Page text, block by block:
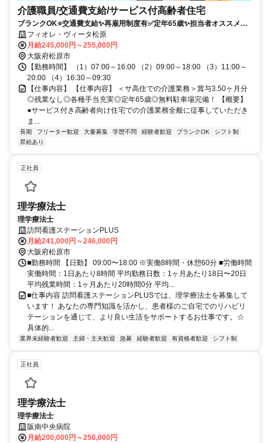
介護職員/交通費支給/サービス付高齢者住宅
ブランクOK⭐️交通費支給✨再雇用制度有✅️定年65歳✨担当者オススメ⭕️
研修支援有✨経験者優遇❗️車通勤ＯＫ
フィオレ・ヴィータ松原
月給245,000円～255,000円
大阪府松原市
【勤務時間】 （1）07:00～16:00 （2）09:00～18:00 （3）11:00～
20:00 （4）16:30～09:30
【仕事内容】 【仕事内容】 ＜サ高住での介護業務＞賞与3.50ヶ月分
◎残業なし◎各種手当充実◎定年65歳◎無料駐車場完備！ 【概要】
●サービス付き高齢者向け住宅での介護業務全般に従事していただき
ま...
長期 フリーター歓迎 大量募集 学歴不問 経験者歓迎 ブランクOK
シフト制
昇給あり
正社員
理学療法士
理学療法士
訪問看護ステーションPLUS
月給241,000円～246,000円
大阪府松原市
■勤務時間 【日勤】 09:00〜18:00 ※実働8時間・休憩60分 ■労働時間
実働時間：1日あたり8時間 平均勤務日数：1ヶ月あたり18日〜20日
平均残業時間：1ヶ月あたり20時間0分 平均...
■仕事内容 訪問看護ステーションPLUSでは、理学療法士を募集して
います！ あなたの専門知識を活かし、患者様のご自宅でのリハビリ
テーションを通じて、より良い生活をサポートするお仕事です。☆
具体的...
業界未経験者歓迎 主婦・主夫歓迎 急募 経験者歓迎 有資格者歓迎 シフト制
正社員
理学療法士
理学療法士
阪南中央病院
月給200,000円～250,000円